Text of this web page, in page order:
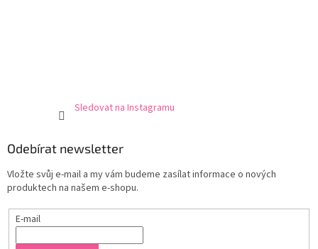
Sledovat na Instagramu
Odebírat newsletter
Vložte svůj e-mail a my vám budeme zasílat informace o nových
produktech na našem e-shopu.
E-mail